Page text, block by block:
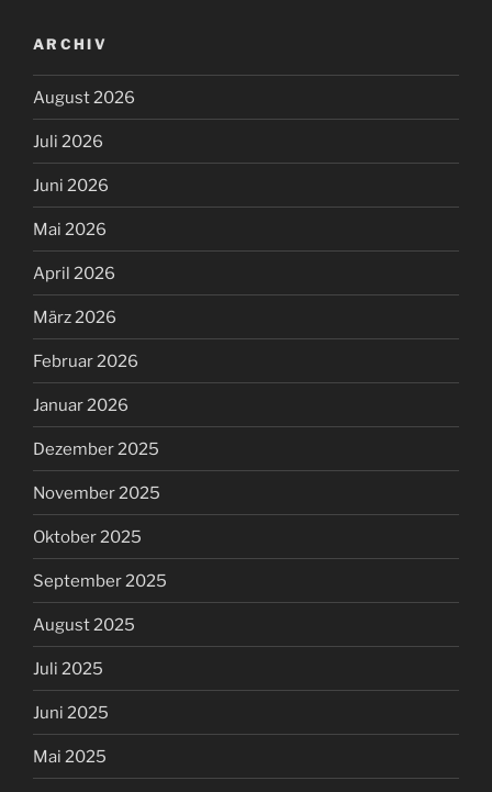
ARCHIV
August 2026
Juli 2026
Juni 2026
Mai 2026
April 2026
März 2026
Februar 2026
Januar 2026
Dezember 2025
November 2025
Oktober 2025
September 2025
August 2025
Juli 2025
Juni 2025
Mai 2025